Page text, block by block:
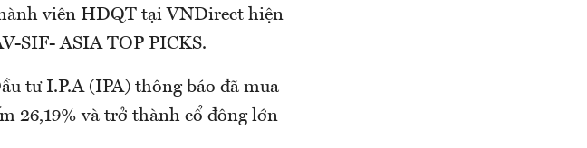
viên HĐQT tại VNDirect hiện
SIF- ASIA TOP PICKS.
tư I.P.A (IPA) thông báo đã mua
26,19% và trở thành cổ đông lớn